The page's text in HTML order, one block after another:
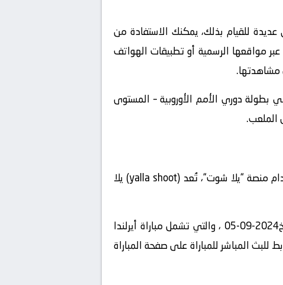
للقيام بذلك، يمكنك الاستفادة من
مواقعها الرسمية أو تطبيقات الهواتف
مشاهدتها.
في بطولة دوري الأمم الأوروبية – المستوى
، يمكنك استخدام منصة “يلا شوت“، تُعد (yalla shoot) يلا
” على الإنترنت واستعرض قائمة المباريات المباشرة المتاحة في تاريخ2024-09-05 ، والتي تشمل مباراة أيرلندا
المباشر للمباراة على صفحة المباراة